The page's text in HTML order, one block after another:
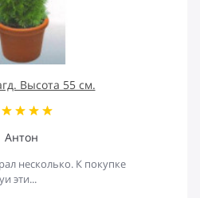
Высота 55 см.
Антон
несколько. К покупке
эти...